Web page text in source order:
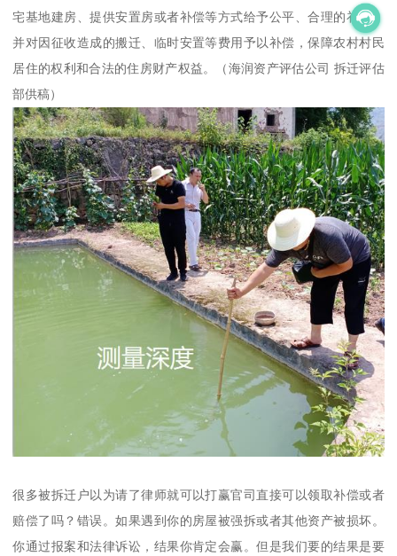
宅基地建房、提供安置房或者补偿等方式给予公平、合理的补偿，
并对因征收造成的搬迁、临时安置等费用予以补偿，保障农村村民
居住的权利和合法的住房财产权益。（海润资产评估公司 拆迁评估
部供稿）
很多被拆迁户以为请了律师就可以打赢官司直接可以领取补偿或者
赔偿了吗？错误。如果遇到你的房屋被强拆或者其他资产被损坏。
你通过报案和法律诉讼，结果你肯定会赢。但是我们要的结果是要